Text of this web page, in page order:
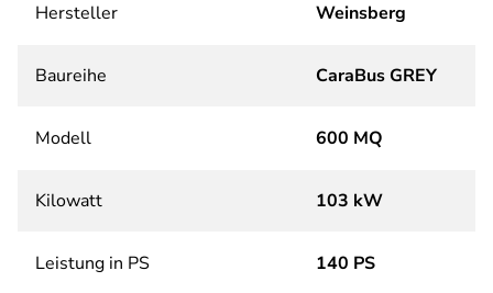
Hersteller Weinsberg
Baureihe CaraBus GREY
Modell 600 MQ
Kilowatt 103 kW
Leistung in PS 140 PS